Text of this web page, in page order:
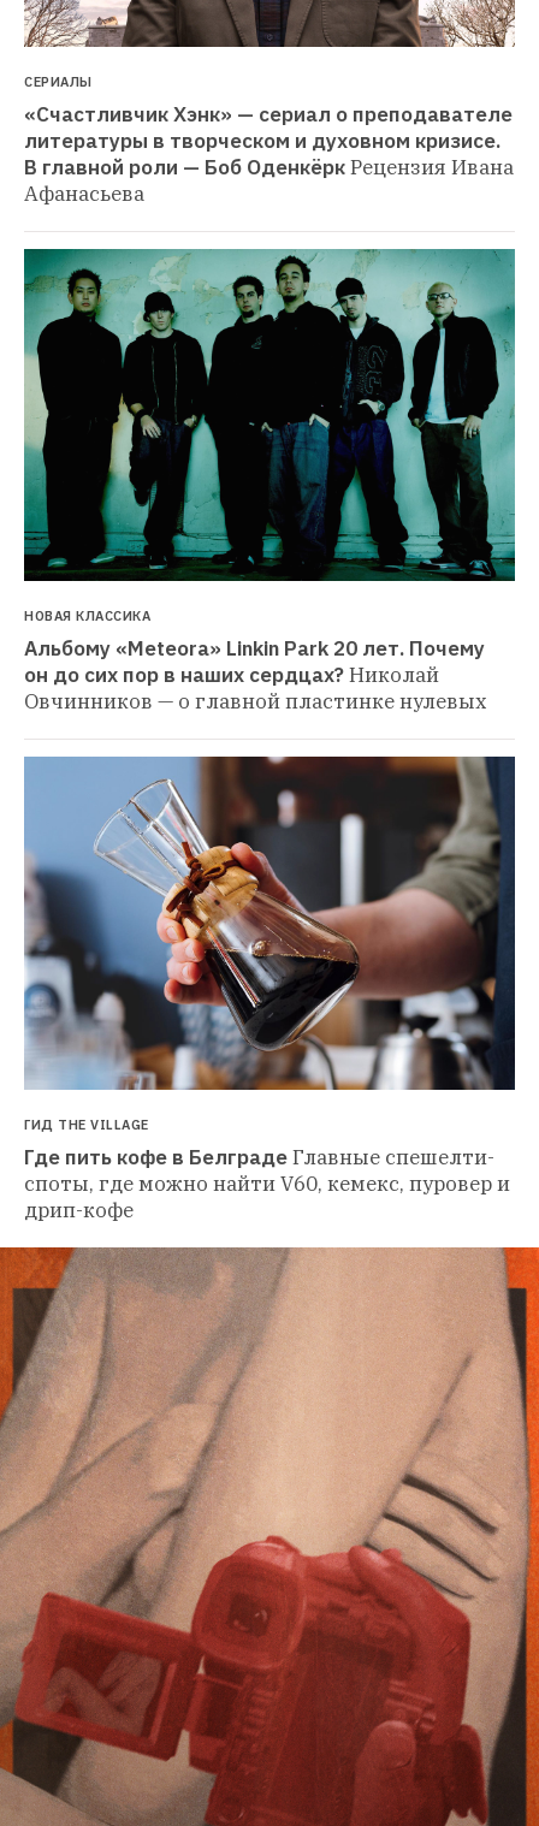
СЕРИАЛЫ
«Счастливчик Хэнк» — сериал о преподавателе
литературы в творческом и духовном кризисе.
В главной роли — Боб ОденкёркРецензия Ивана
Афанасьева
НОВАЯ КЛАССИКА
Альбому «Meteora» Linkin Park 20 лет. Почему
он до сих пор в наших сердцах?Николай
Овчинников — о главной пластинке нулевых
ГИД THE VILLAGE
Где пить кофе в БелградеГлавные спешелти-
споты, где можно найти V60, кемекс, пуровер и
дрип-кофе